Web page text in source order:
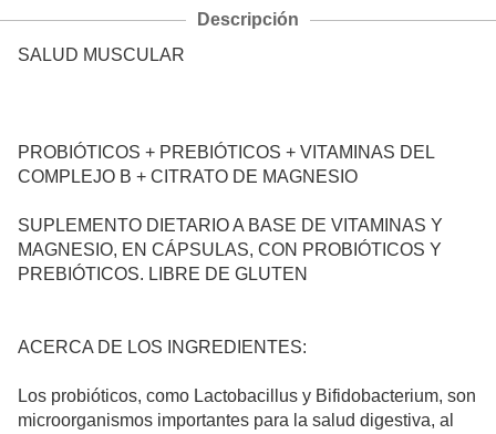
Descripción
SALUD MUSCULAR
PROBIÓTICOS + PREBIÓTICOS + VITAMINAS DEL
COMPLEJO B + CITRATO DE MAGNESIO
SUPLEMENTO DIETARIO A BASE DE VITAMINAS Y
MAGNESIO, EN CÁPSULAS, CON PROBIÓTICOS Y
PREBIÓTICOS. LIBRE DE GLUTEN
ACERCA DE LOS INGREDIENTES:
Los probióticos, como Lactobacillus y Bifidobacterium, son
microorganismos importantes para la salud digestiva, al